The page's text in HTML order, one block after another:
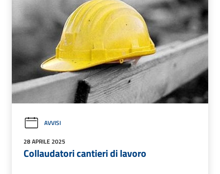
AVVISI
28 APRILE 2025
Collaudatori cantieri di lavoro